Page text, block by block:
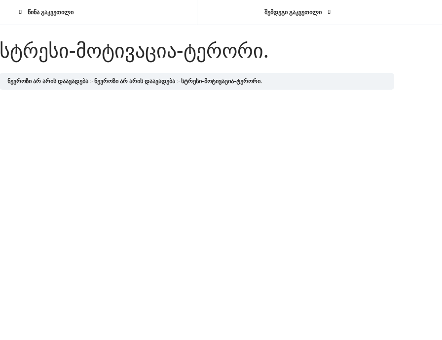
წინა გაკვეთილი შემდეგი გაკვეთილი
ᲡᲢᲠᲔᲡᲘ-ᲛᲝᲢᲘᲕᲐᲪᲘᲐ-ᲢᲔᲠᲝᲠᲘ.
ნევროზი არ არის დაავადება ნევროზი არ არის დაავადება სტრესი-მოტივაცია-ტერორი.